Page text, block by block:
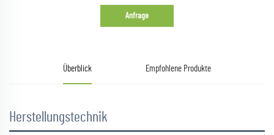
Anfrage
Überblick Empfohlene Produkte
Herstellungstechnik